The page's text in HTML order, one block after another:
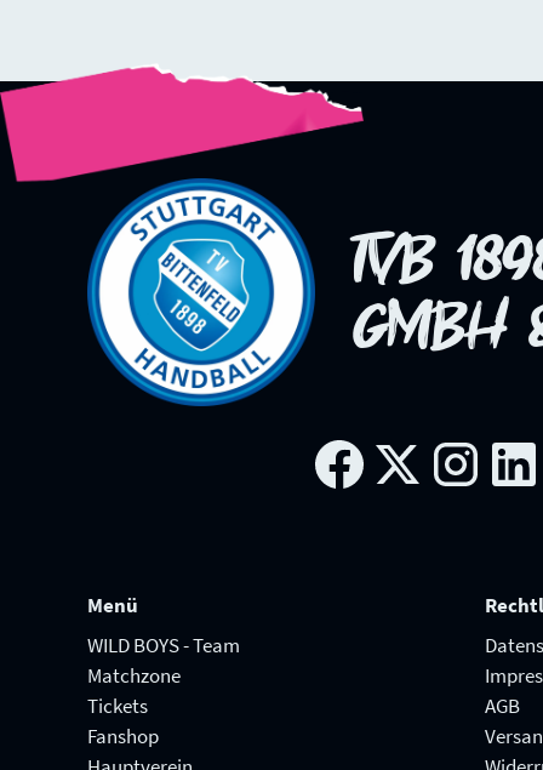
TVB
GMBH
Menü
WILD BOYS - Team
Matchzone
Tickets
Fanshop
AGB